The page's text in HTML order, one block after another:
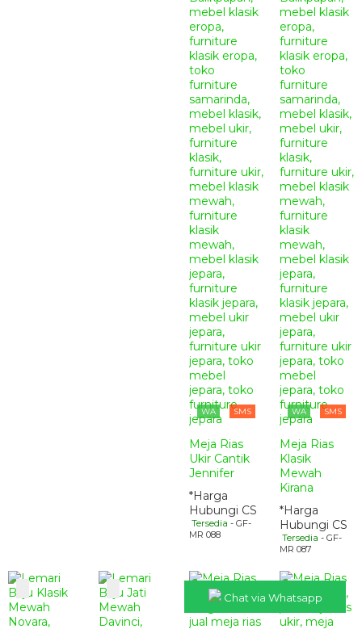
WA SMS
Meja Rias
Ukir Cantik
Jennifer
*Harga
Hubungi CS
Tersedia - GF-
MR 088
WA SMS
Meja Rias
Klasik
Mewah
Kirana
*Harga
Hubungi CS
Tersedia - GF-
MR 087
Chat via Whatsapp